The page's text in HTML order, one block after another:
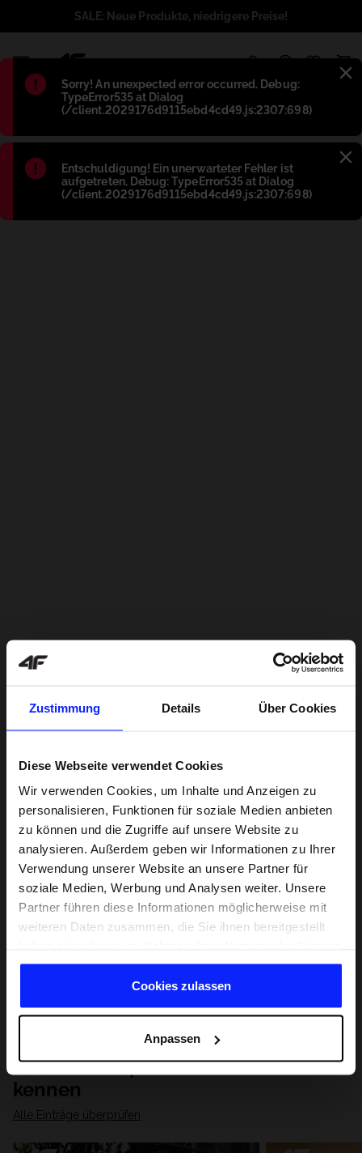
Zustimmung Details Über Cookies
Diese Webseite verwendet Cookies
Wir verwenden Cookies, um Inhalte und Anzeigen zu
personalisieren, Funktionen für soziale Medien anbieten
zu können und die Zugriffe auf unsere Website zu
analysieren. Außerdem geben wir Informationen zu Ihrer
Verwendung unserer Website an unsere Partner für
soziale Medien, Werbung und Analysen weiter. Unsere
Partner führen diese Informationen möglicherweise mit
weiteren Daten zusammen, die Sie ihnen bereitgestellt
gesammelt haben.
Cookies zulassen
Anpassen
Błąd:
Sorry! An unexpected error occurred. Debug:
TypeError535 at Dialog
(/client.2029176d9115ebd4cd49.js:2307:698)
Błąd:
Entschuldigung! Ein unerwarteter Fehler ist
aufgetreten. Debug: TypeError535 at Dialog
(/client.2029176d9115ebd4cd49.js:2307:698)
SALE: Neue Produkte, niedrigere Preise!
Lernen Sie Sport von Grund auf
kennen
Alle Einträge überprüfen